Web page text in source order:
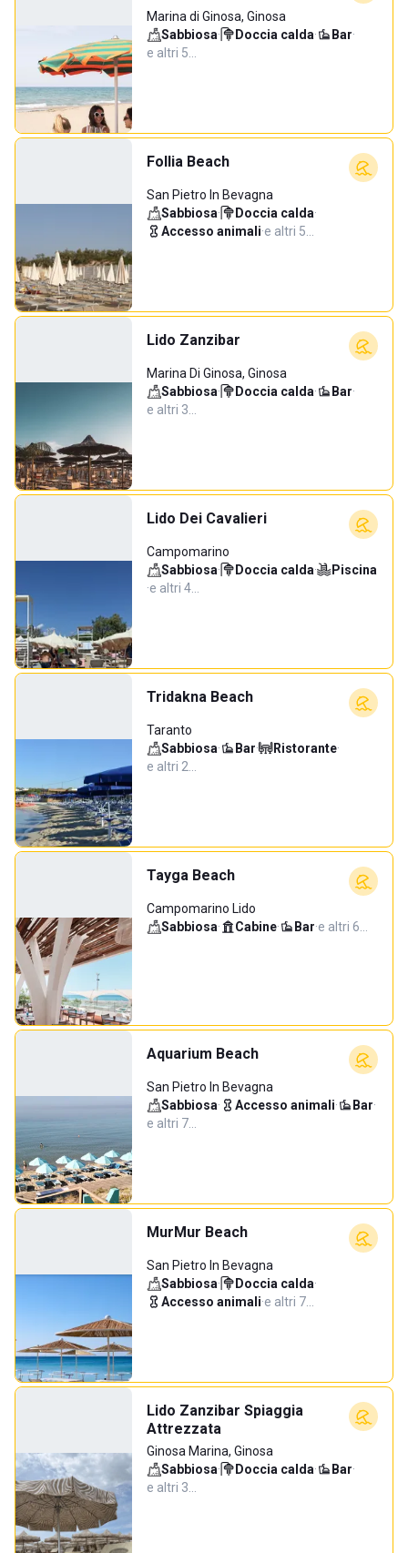
Marina di Ginosa, Ginosa
Sabbiosa· Doccia calda· Bar·
e altri 5…
Follia Beach
San Pietro In Bevagna
Sabbiosa· Doccia calda·
Accesso animali·e altri 5…
Lido Zanzibar
Marina Di Ginosa, Ginosa
Sabbiosa· Doccia calda· Bar·
e altri 3…
Lido Dei Cavalieri
Campomarino
Sabbiosa· Doccia calda·
Piscina
·e altri 4…
Tridakna Beach
Taranto
Sabbiosa· Bar· Ristorante·
e altri 2…
Tayga Beach
Campomarino Lido
Sabbiosa· Cabine· Bar·e altri 6…
Aquarium Beach
San Pietro In Bevagna
Sabbiosa· Accesso animali· Bar·
e altri 7…
MurMur Beach
San Pietro In Bevagna
Sabbiosa· Doccia calda·
Accesso animali·e altri 7…
Lido Zanzibar Spiaggia
Attrezzata
Ginosa Marina, Ginosa
Sabbiosa· Doccia calda· Bar·
e altri 3…